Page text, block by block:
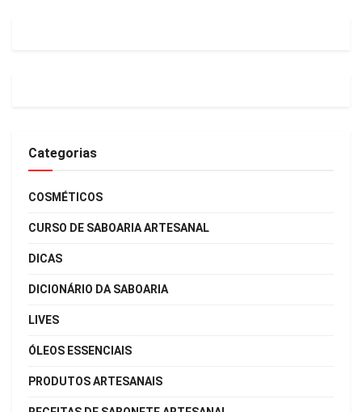
Categorias
COSMÉTICOS
CURSO DE SABOARIA ARTESANAL
DICAS
DICIONÁRIO DA SABOARIA
LIVES
ÓLEOS ESSENCIAIS
PRODUTOS ARTESANAIS